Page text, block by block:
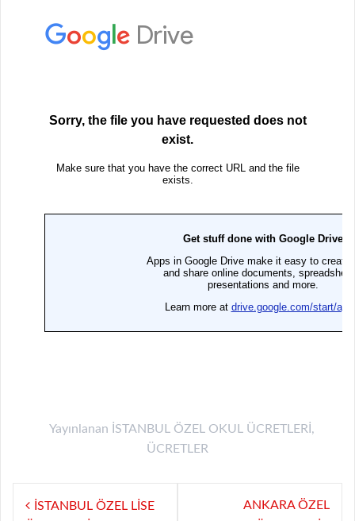
Yayınlanan İSTANBUL ÖZEL OKUL ÜCRETLERİ,
ÜCRETLER
Yazı
İSTANBUL ÖZEL LİSE
ANKARA ÖZEL